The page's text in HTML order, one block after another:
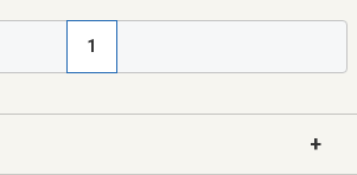
1
+